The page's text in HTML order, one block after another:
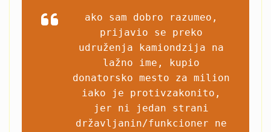
ako sam dobro razumeo,
prijavio se preko
udruženja kamiondzija na
lažno ime, kupio
donatorsko mesto za milion
iako je protivzakonito,
jer ni jedan strani
državljanin/funkcioner ne